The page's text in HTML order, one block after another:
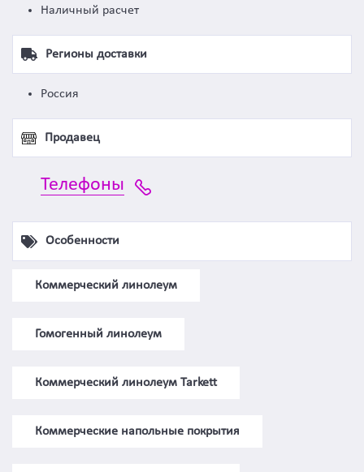
Наличный расчет
Регионы доставки
Россия
Продавец
Телефоны
Особенности
Коммерческий линолеум
Гомогенный линолеум
Коммерческий линолеум Tarkett
Коммерческие напольные покрытия